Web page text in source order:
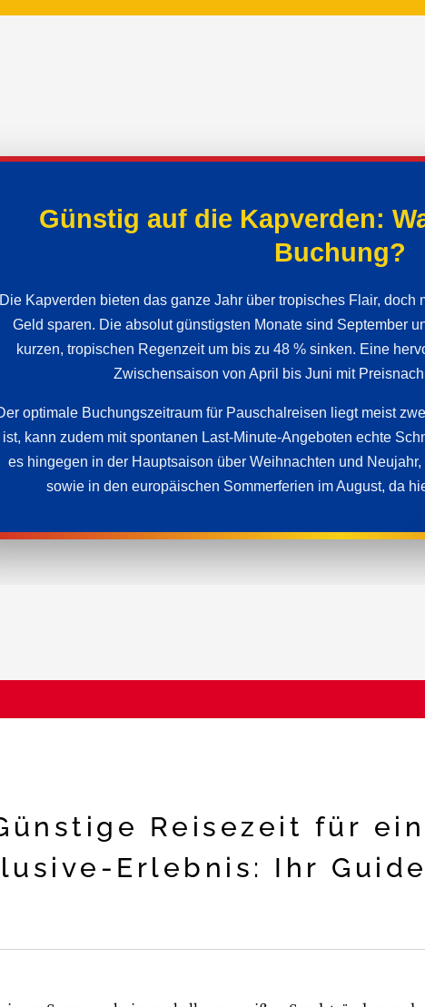
Günstig auf die Kapverden:
Buchung?
Die Kapverden bieten das ganze Jahr über tropisches Flair, doch
Geld sparen. Die absolut günstigsten Monate sind September
kurzen, tropischen Regenzeit um bis zu 48 % sinken. Eine
Zwischensaison von April bis Juni mit
optimale Buchungszeitraum für Pauschalreisen liegt meist
ist, kann zudem mit spontanen Last-Minute-Angeboten echte
es hingegen in der Hauptsaison über Weihnachten und
sowie in den europäischen Sommerferien im August, da
Reisezeit für
Erlebnis: Ihr